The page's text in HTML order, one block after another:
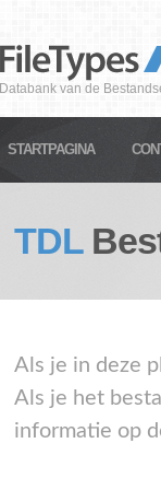
Databank van de
STARTPAGINA
TDL
Als je in deze
Als je het
informatie op